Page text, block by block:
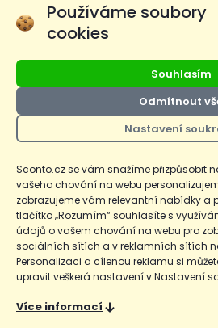
Ceny produktů na e-shopu sconto.cz jsou
cena je cena bez označení, *Cena pro členy
cena pro členy SCONTO Clubu, ***Akční
dnů před prvním zlevněním. Dle zákona o
uvedená Běžná cena současně i nejnižší
Běžná cena za 30 dní uvedena
CopyrightOchrana osobních údajů
Nahoru
© 2026 SCONTO
Používáme soubory
cookies
Souhlasím
Odmítnout
Nastavení
Sconto.cz se vám snažíme přizpůsobit
vašeho chování na webu
zobrazujeme vám relevantní nabídky a
tlačítko „Rozumím“ souhlasíte s
údajů o vašem chování na webu pro
sociálních sítích a v reklamních sítích
Personalizaci a cílenou reklamu si
upravit veškerá nastavení v Nastavení
Více informací